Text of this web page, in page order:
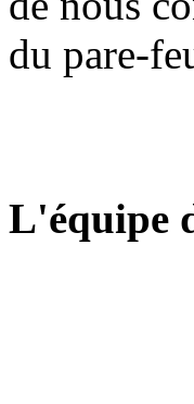
du pare-
L'équipe